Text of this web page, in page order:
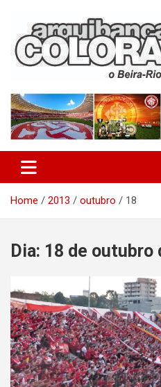
content
Arquibancada
Home 2013 outubro 18
Dia: 18 de outubro